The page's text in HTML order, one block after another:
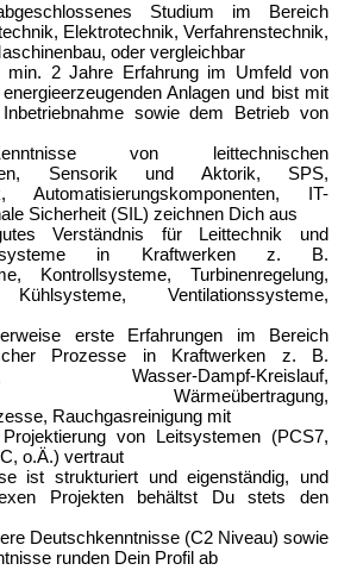
Studium im Bereich
Elektrotechnik, Verfahrenstechnik,
oder vergleichbar
min. 2 Jahre Erfahrung im Umfeld von
Anlagen und bist mit
sowie dem Betrieb von
von leittechnischen
Sensorik und Aktorik, SPS,
Automatisierungskomponenten, IT-
Sicherheit (SIL) zeichnen Dich aus
Verständnis für Leittechnik und
in Kraftwerken z. B.
Kontrollsysteme, Turbinenregelung,
Ventilationssysteme,
erste Erfahrungen im Bereich
Prozesse in Kraftwerken z. B.
Wasser-Dampf-Kreislauf,
Wärmeübertragung,
Rauchgasreinigung mit
von Leitsystemen (PCS7,
o.Ä.) vertraut
ist strukturiert und eigenständig, und
Projekten behältst Du stets den
Deutschkenntnisse (C2 Niveau) sowie
runden Dein Profil ab